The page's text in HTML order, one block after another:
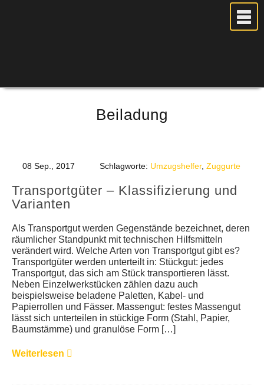
PREISE
WEITERE DIENSTLEISTUNGEN
BLOG
UMZUGSKOSTEN RECHNER
KUNDENMEINUNGEN
Beiladung
08 Sep., 2017 Schlagworte: Umzugshelfer, Zuggurte
Transportgüter – Klassifizierung und
Varianten
Als Transportgut werden Gegenstände bezeichnet, deren
räumlicher Standpunkt mit technischen Hilfsmitteln
verändert wird. Welche Arten von Transportgut gibt es?
Transportgüter werden unterteilt in: Stückgut: jedes
Transportgut, das sich am Stück transportieren lässt.
Neben Einzelwerkstücken zählen dazu auch
beispielsweise beladene Paletten, Kabel- und
Papierrollen und Fässer. Massengut: festes Massengut
lässt sich unterteilen in stückige Form (Stahl, Papier,
Baumstämme) und granulöse Form […]
Weiterlesen